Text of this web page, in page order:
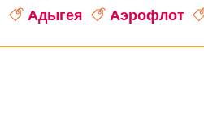
Адыгея
Аэрофлот